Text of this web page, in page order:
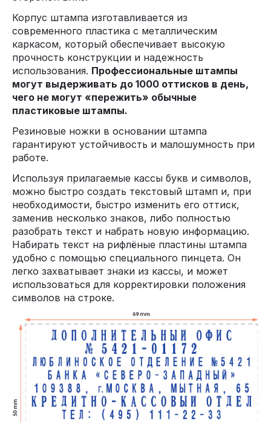
Корпус штампа изготавливается из
современного пластика с металлическим
каркасом, который обеспечивает высокую
прочность конструкции и надежность
использования. Профессиональные штампы
могут выдерживать до 1000 оттисков в день,
чего не могут «пережить» обычные
пластиковые штампы.
Резиновые ножки в основании штампа
гарантируют устойчивость и малошумность при
работе.
Используя прилагаемые кассы букв и символов,
можно быстро создать текстовый штамп и, при
необходимости, быстро изменить его оттиск,
заменив несколько знаков, либо полностью
разобрать текст и набрать новую информацию.
Набирать текст на рифлёные пластины штампа
удобно с помощью специального пинцета. Он
легко захватывает знаки из кассы, и может
использоваться для корректировки положения
символов на строке.